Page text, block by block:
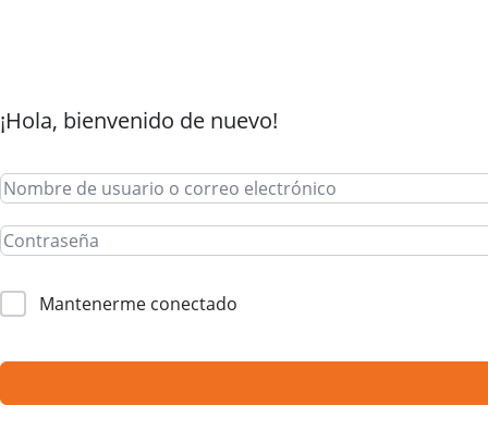
¡Hola, bienvenido de nuevo!
Mantenerme conectado